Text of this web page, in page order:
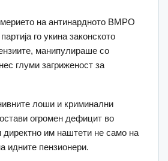
на антинардното ВМРО
го укина законското
манипулираше со
глуми загриженост за
лоши и криминални
огромен дефицит во
им наштети не само на
идните пензионери.